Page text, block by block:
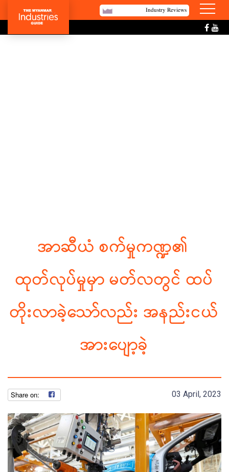
Industry Reviews
အာဆီယံ စက်မှုကဏ္ဍ၏
ထုတ်လုပ်မှုမှာ မတ်လတွင် ထပ်
တိုးလာခဲ့သော်လည်း အနည်းငယ်
အားပျော့ခဲ့
03 April, 2023